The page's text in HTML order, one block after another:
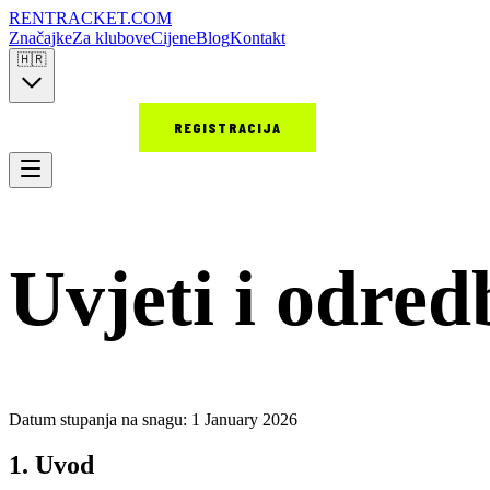
RENTRACKET.COM
ZnačajkeZa kluboveCijeneBlogKontakt
🇭🇷
REGISTRACIJA
Uvjeti i
Datum stupanja na snagu: 1 January 2026
1. Uvod